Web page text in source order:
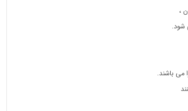
،
شود.
می باشند.